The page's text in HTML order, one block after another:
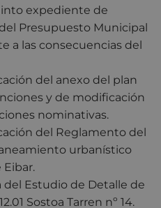
expediente de
Presupuesto Municipal
a las consecuencias del
del anexo del plan
y de modificación
nominativas.
del Reglamento del
urbanístico
Estudio de Detalle de
Sostoa Tarren nº 14.